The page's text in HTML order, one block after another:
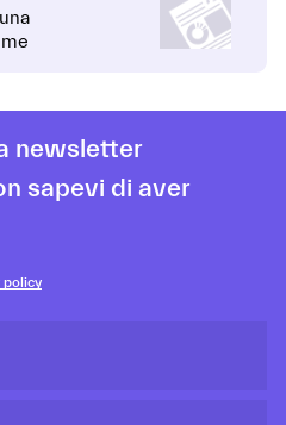
newsletter
sapevi di aver
policy